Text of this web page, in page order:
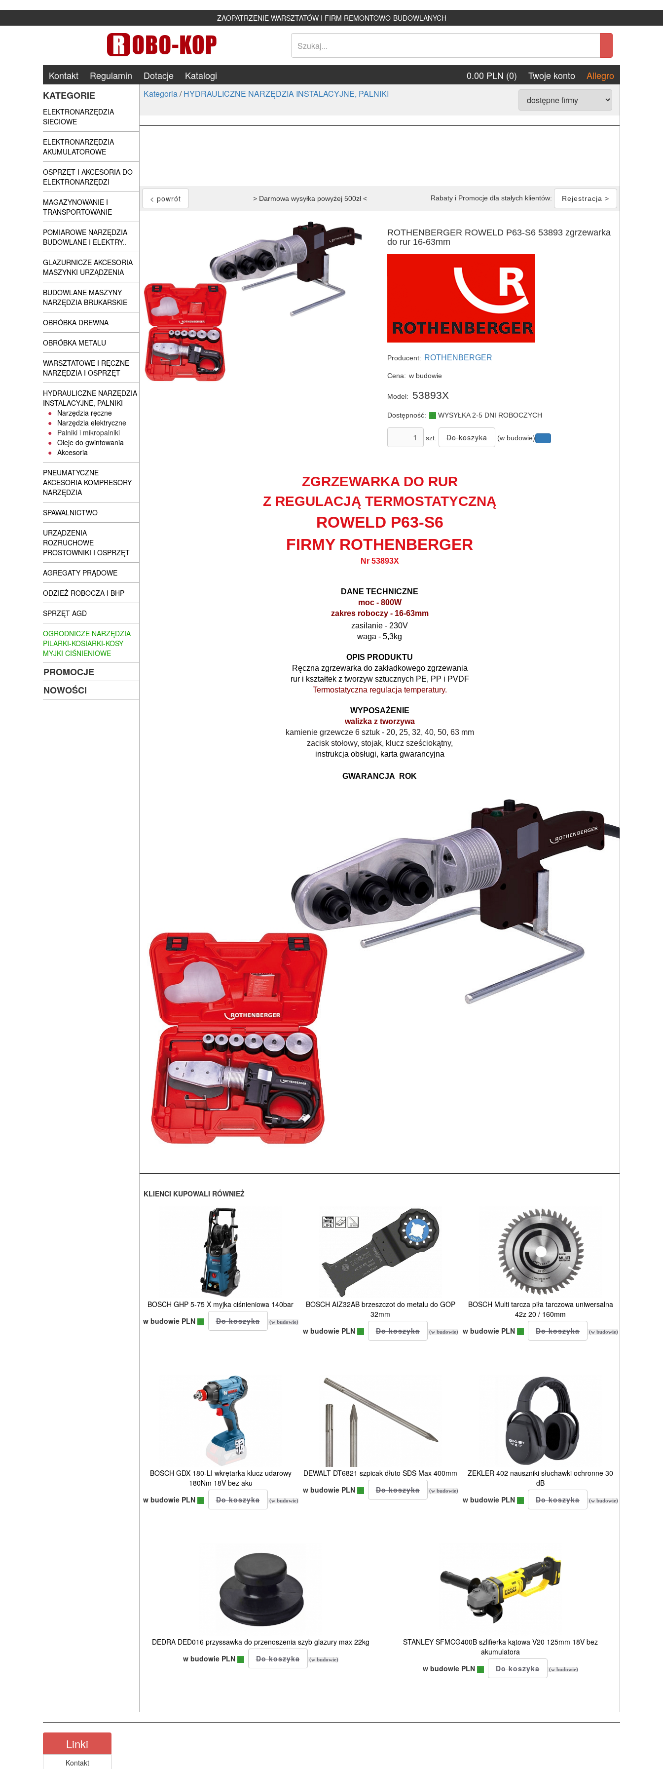
ZAOPATRZENIE WARSZTATÓW I FIRM REMONTOWO-BUDOWLANYCH
Kontakt Regulamin Dotacje Katalogi 0.00 PLN (0) Twoje konto
Allegro
KATEGORIE
ELEKTRONARZĘDZIA
SIECIOWE
ELEKTRONARZĘDZIA
AKUMULATOROWE
OSPRZĘT I AKCESORIA DO
ELEKTRONARZĘDZI
MAGAZYNOWANIE I
TRANSPORTOWANIE
POMIAROWE NARZĘDZIA
BUDOWLANE I ELEKTRY..
GLAZURNICZE AKCESORIA
MASZYNKI URZĄDZENIA
BUDOWLANE MASZYNY
NARZĘDZIA BRUKARSKIE
OBRÓBKA DREWNA
OBRÓBKA METALU
WARSZTATOWE I RĘCZNE
NARZĘDZIA I OSPRZĘT
HYDRAULICZNE NARZĘDZIA
INSTALACYJNE, PALNIKI
Narzędzia ręczne
Narzędzia elektryczne
Palniki i mikropalniki
Oleje do gwintowania
Akcesoria
PNEUMATYCZNE
AKCESORIA KOMPRESORY
NARZĘDZIA
SPAWALNICTWO
URZĄDZENIA
ROZRUCHOWE
PROSTOWNIKI I OSPRZĘT
AGREGATY PRĄDOWE
ODZIEŻ ROBOCZA I BHP
SPRZĘT AGD
OGRODNICZE NARZĘDZIA
PILARKI-KOSIARKI-KOSY
MYJKI CIŚNIENIOWE
PROMOCJE
NOWOŚCI
Kategoria/HYDRAULICZNE NARZĘDZIA INSTALACYJNE, PALNIKI
> Darmowa wysyłka powyżej 500zł < Rabaty i Promocje dla stałych klientów: Rejestracja >
ROTHENBERGER ROWELD P63-S6 53893 zgrzewarka
do rur 16-63mm
Producent: ROTHENBERGER
Cena: w budowie
Model: 53893X
Dostępność: WYSYŁKA 2-5 DNI ROBOCZYCH
szt. (w budowie)
ZGRZEWARKA DO RUR
Z REGULACJĄ TERMOSTATYCZNĄ
ROWELD P63-S6
FIRMY ROTHENBERGER
Nr 53893X
DANE TECHNICZNE
moc - 800W
zakres roboczy - 16-63mm
zasilanie - 230V
waga - 5,3kg
OPIS PRODUKTU
Ręczna zgrzewarka do zakładkowego zgrzewania
rur i kształtek z tworzyw sztucznych PE, PP i PVDF
Termostatyczna regulacja temperatury.
WYPOSAŻENIE
walizka z tworzywa
kamienie grzewcze 6 sztuk - 20, 25, 32, 40, 50, 63 mm
zacisk stołowy, stojak, klucz sześciokątny,
instrukcja obsługi, karta gwarancyjna
GWARANCJA ROK
KLIENCI KUPOWALI RÓWNIEŻ
BOSCH GHP 5-75 X myjka ciśnieniowa 140bar
w budowie PLN
(w budowie)
BOSCH AIZ32AB brzeszczot do metalu do GOP
32mm
w budowie PLN
(w budowie)
BOSCH Multi tarcza piła tarczowa uniwersalna
42z 20 / 160mm
w budowie PLN
(w budowie)
BOSCH GDX 180-LI wkrętarka klucz udarowy
180Nm 18V bez aku
w budowie PLN
(w budowie)
DEWALT DT6821 szpicak dłuto SDS Max 400mm
w budowie PLN
(w budowie)
ZEKLER 402 nauszniki słuchawki ochronne 30
dB
w budowie PLN
(w budowie)
DEDRA DED016 przyssawka do przenoszenia szyb glazury max 22kg
w budowie PLN
(w budowie)
STANLEY SFMCG400B szlifierka kątowa V20 125mm 18V bez
akumulatora
w budowie PLN
(w budowie)
Linki
Kontakt